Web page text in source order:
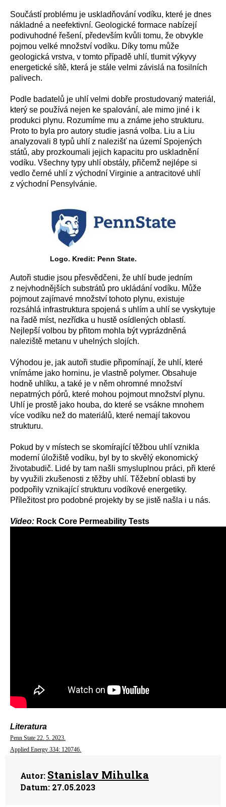
Součástí problému je uskladňování vodíku, které je dnes
nákladné a neefektivní. Geologické formace nabízejí
podivuhodné řešení, především kvůli tomu, že obvykle
pojmou velké množství vodíku. Díky tomu může
geologická vrstva, v tomto případě uhlí, tlumit výkyvy
energetické sítě, která je stále velmi závislá na fosilních
palivech.
Podle badatelů je uhlí velmi dobře prostudovaný materiál,
který se používá nejen ke spalování, ale mimo jiné i k
produkci plynu. Rozumíme mu a známe jeho strukturu.
Proto to byla pro autory studie jasná volba. Liu a Liu
analyzovali 8 typů uhlí z nalezišť na území Spojených
států, aby prozkoumali jejich kapacitu pro uskladnění
vodíku. Všechny typy uhlí obstály, přičemž nejlépe si
vedlo černé uhlí z východní Virginie a antracitové uhlí
z východní Pensylvánie.
Logo. Kredit: Penn State.
Autoři studie jsou přesvědčeni, že uhlí bude jedním
z nejvhodnějších substrátů pro ukládání vodíku. Může
pojmout zajímavé množství tohoto plynu, existuje
rozsáhlá infrastruktura spojená s uhlím a uhlí se vyskytuje
na řadě míst, nezřídka u hustě osídlených oblastí.
Nejlepší volbou by přitom mohla být vyprázdněná
naleziště metanu v uhelných slojích.
Výhodou je, jak autoři studie připomínají, že uhlí, které
vnímáme jako horninu, je vlastně polymer. Obsahuje
hodně uhlíku, a také je v něm ohromné množství
nepatrných pórů, které mohou pojmout množství plynu.
Uhlí je prostě jako houba, do které se vsákne mnohem
více vodíku než do materiálů, které nemají takovou
strukturu.
Pokud by v místech se skomírající těžbou uhlí vznikla
moderní úložiště vodíku, byl by to skvělý ekonomický
životabudič. Lidé by tam našli smysluplnou práci, při které
by využili zkušenosti z těžby uhlí. Těžební oblasti by
podpořily vznikající strukturu vodíkové energetiky.
Příležitost pro podobné projekty by se jistě našla i u nás.
Video: Rock Core Permeability Tests
Literatura
Penn State 22. 5. 2023.
Applied Energy 334: 120746.
Autor: Stanislav Mihulka
Datum: 27.05.2023